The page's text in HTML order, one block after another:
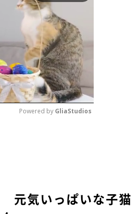
Powered by GliaStudios
元気いっぱいな子猫